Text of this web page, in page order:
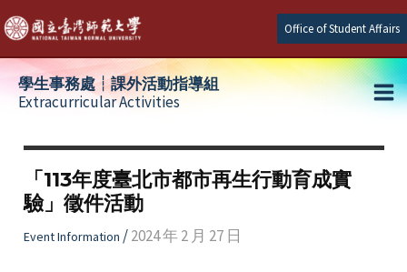
Skip
to
content
Office of Student Affairs
學生事務處┆課外活動指導組
Extracurricular Activities
「113年度臺北市都市再生行動育成實
驗」徵件活動
Event Information /2024 年 2 月 27 日